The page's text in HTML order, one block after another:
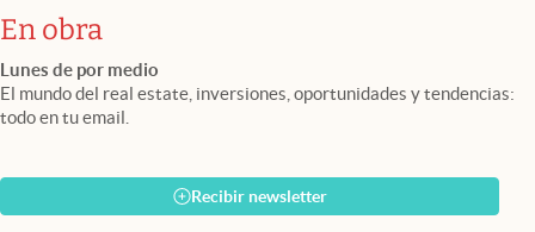
En obra
Lunes de por medio
El mundo del real estate, inversiones, oportunidades y tendencias:
todo en tu email.
Recibir newsletter